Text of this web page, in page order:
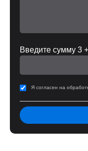
Введите сумму 3
Я согласен на